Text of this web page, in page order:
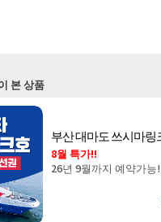
본 상품
8월 특가!!
26년 9월까지 예약가능!